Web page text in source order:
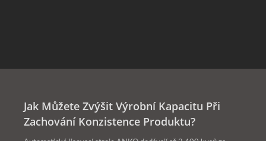
Jak Můžete Zvýšit Výrobní Kapacitu Při
Zachování Konzistence Produktu?